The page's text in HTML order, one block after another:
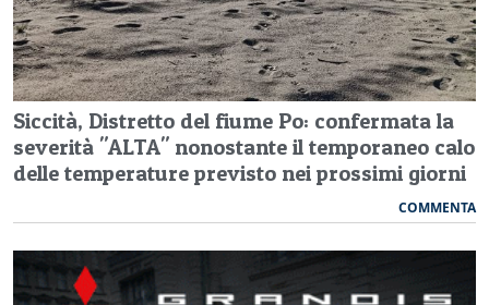
Siccità, Distretto del fiume Po: confermata la
severità "ALTA" nonostante il temporaneo calo
delle temperature previsto nei prossimi giorni
COMMENTA